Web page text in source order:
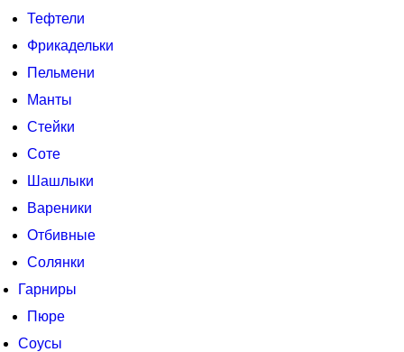
Тефтели
Фрикадельки
Пельмени
Манты
Стейки
Соте
Шашлыки
Вареники
Отбивные
Солянки
Гарниры
Пюре
Соусы